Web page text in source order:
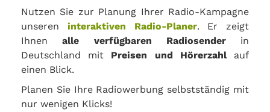
Nutzen Sie zur Planung Ihrer Radio-Kampagne
unseren interaktiven Radio-Planer. Er zeigt
Ihnenalle verfügbaren Radiosenderin
Deutschland mit Preisen und Hörerzahlauf
einen Blick.
Planen Sie Ihre Radiowerbung selbstständig mit
nur wenigen Klicks!